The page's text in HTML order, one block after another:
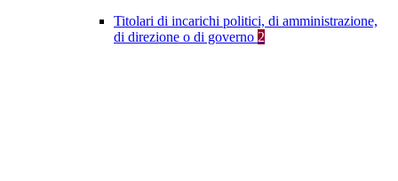
Titolari di incarichi politici, di amministrazione,
di direzione o di governo 2